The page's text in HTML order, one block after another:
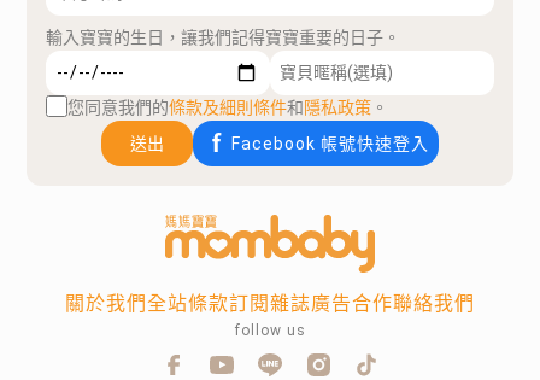
輸入寶寶的生日，讓我們記得寶寶重要的日子。
您同意我們的條款及細則條件和隱私政策 。
送出
Facebook 帳號快速登入
關於我們全站條款訂閱雜誌廣告合作聯絡我們
follow us